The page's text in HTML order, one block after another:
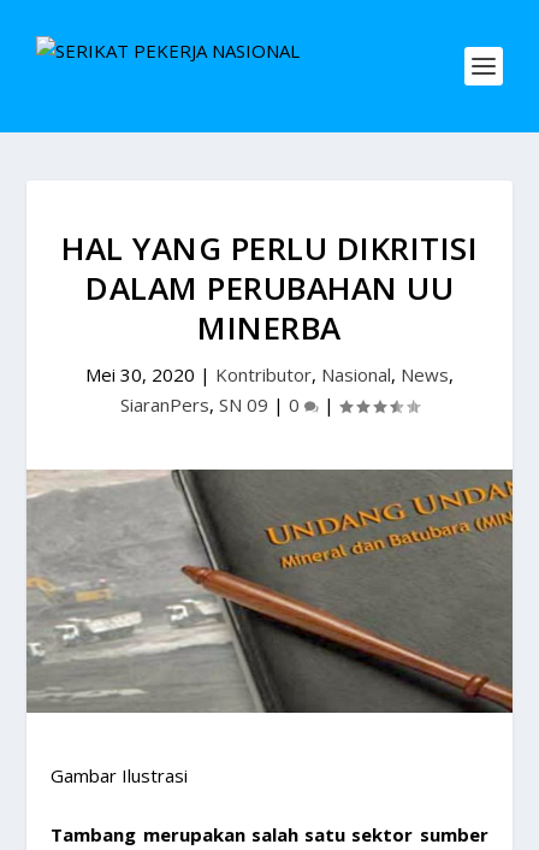
HAL YANG PERLU DIKRITISI
DALAM PERUBAHAN UU
MINERBA
Mei 30, 2020 | Kontributor, Nasional, News,
SiaranPers, SN 09 | 0 |
Gambar Ilustrasi
Tambang merupakan salah satu sektor sumber